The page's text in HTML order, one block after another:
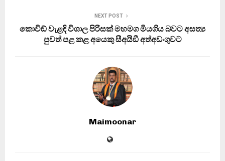
NEXT POST
කොවිඞ් වැළඳි විශාල පිරිසක් මහමග මියගිය බවට අසත්‍ය
පුවත් පළ කළ අයෙකු සීඅයිඞී අත්අඩංගුවට
Maimoonar